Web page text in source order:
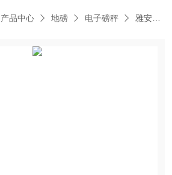
产品中心 地磅 电子磅秤 雅安电子称，雅安地磅称，雅安吊秤